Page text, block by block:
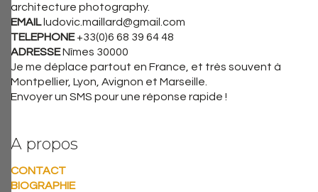
architecture photography.
EMAILludovic.maillard@gmail.com
TELEPHONE+33(0)6 68 39 64 48
ADRESSENîmes 30000
Je me déplace partout en France, et très souvent à
Montpellier, Lyon, Avignon et Marseille.
Envoyer un SMS pour une réponse rapide !
A propos
CONTACT
BIOGRAPHIE